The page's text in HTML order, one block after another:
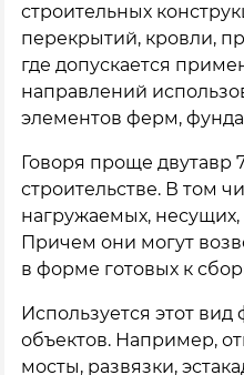
строительных
перекрытий, кровли,
где допускается
направлений
элементов ферм,
Говоря проще
строительстве. В том
нагружаемых,
Причем они могут
в форме готовых к
Используется этот
объектов. Например,
мосты, развязки,